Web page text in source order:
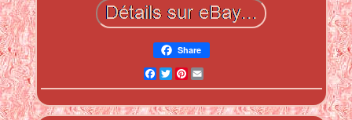
Share
Facebook
Twitter
Pinterest
Email